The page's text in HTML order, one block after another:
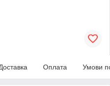
Оплата Умови